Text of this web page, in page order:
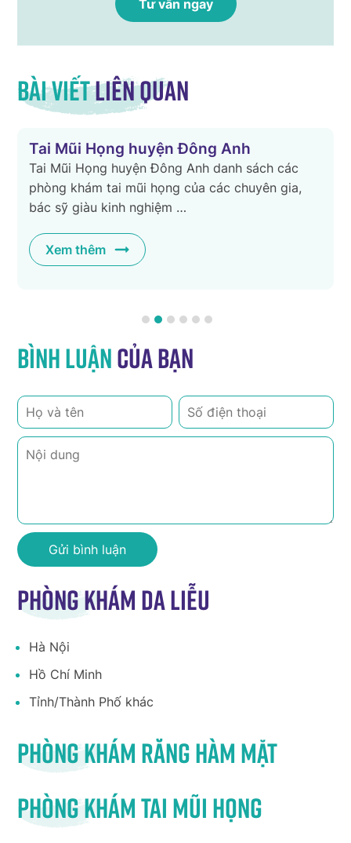
Bài viếtliên quan
Tai Mũi Họng huyện Đông Anh
Tai Mũi Họng huyện Đông Anh danh sách các
phòng khám tai mũi họng của các chuyên gia,
bác sỹ giàu kinh nghiệm …
Xem thêm
Bình luậncủa bạn
Phòng khám da liễu
Hà Nội
Hồ Chí Minh
Tỉnh/Thành Phố khác
Phòng khám răng hàm mặt
Phòng khám tai mũi họng